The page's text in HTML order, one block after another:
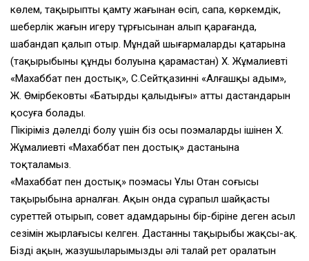
көлем, тақырыпты қамту жағынан өсіп, сапа, көркемдік,
шеберлік жағын игеру тұрғысынан алып қарағанда,
шабандап қалып отыр. Мұндай шығармалардың қатарына
(тақырыбының құнды болуына қарамастан) X. Жұмалиевтің
«Махаббат пен достық», С.Сейтқазиннің «Алғашқы адым»,
Ж. Өмірбековтың «Батырдың қалыңдығы» атты дастандарын
қосуға болады.
Пікіріміз дәлелді болу үшін біз осы поэмалардың ішінен X.
Жұмалиевтің «Махаббат пен достық» дастанына
тоқталамыз.
«Махаббат пен достық» поэмасы Ұлы Отан соғысы
тақырыбына арналған. Ақын онда сұрапыл шайқасты
суреттей отырып, совет адамдарының бір-біріне деген асыл
сезімін жырлағысы келген. Дастанның тақырыбы жақсы-ақ.
Біздің ақын, жазушыларымыздың әлі талай рет оралатын